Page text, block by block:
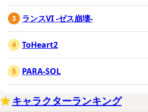
ランスVI -ゼス崩壊-
ToHeart2
PARA-SOL
キャラクターランキング